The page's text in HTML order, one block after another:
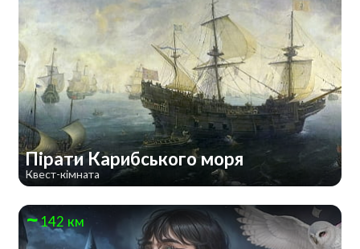
Пірати Карибського моря
Квест-кімната
142 км